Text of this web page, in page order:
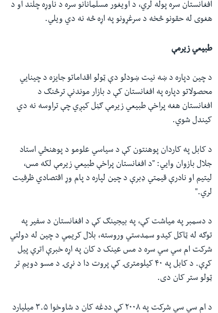
افغانستان سره پوله لري، د اویغور مسلمانانو سره د ناوړه چلند او د
هغوی له حقونو څخه د سرغړونو په اړه څه نه دي ویلي.
طبیعي زیرمې
د چین دپاره د ښه نیت ښودلو دې ټولو اقداماتو جایزه د چینايي
محصولاتو دپاره په افغانستان کې د بازار موندنې ترڅنګ د
افغانستان هغه پراخې طبیعي زیرمې ګڼل کیږي چې تراوسه نه دي
کیندل شوي.
د کابل په کاردان پوهنتون کې د سیاسي علومو د پوهنځي استاد
جلال بازوان وایي: "د افغانستان پراخې طبیعي زیرمې لکه مس،
لیتیم او نادرې قیمتي ډبرې د چین لپاره د پام وړ اقتصادي ظرفیت
لري."
د دسمبر په میاشت کې، په بیجینګ کې د افغانستان د سفیر په
توګه له ټاکل کیدو سمدستي وروسته، بلال کریمي د چین له دولتي
شرکت ام سي سي سره د مس عینک د کان په اړه خبرې اترې پیل
کړې. د کابل په ۴۰ کیلومترۍ کې پروت دا د نړۍ د مسو دویم تر
ټولو ستر کان دی.
د ام سي سي شرکت په ۲۰۰۸ کې ددغه کان د شاوخوا ۳.۵ میلیارد